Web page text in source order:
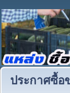
ประกาศซื้อ